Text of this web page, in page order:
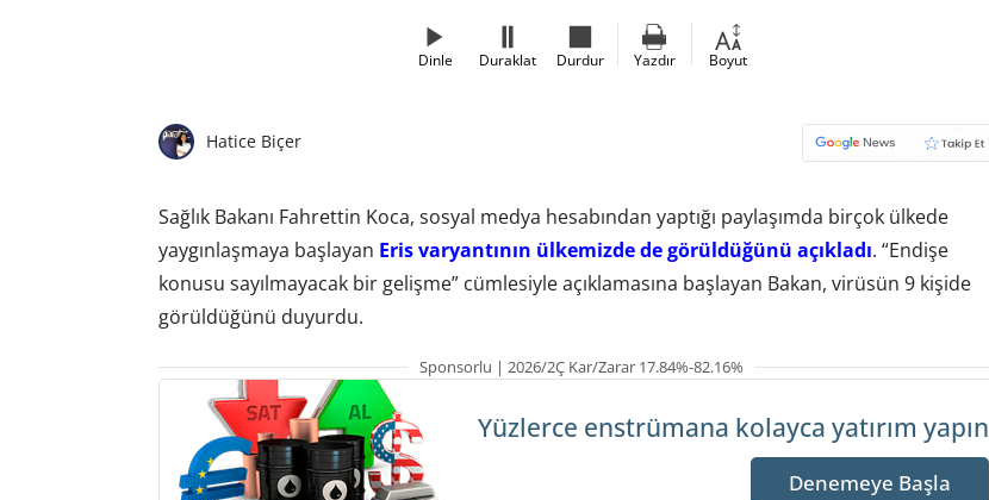
Dinle Duraklat Durdur Yazdır Boyut
Hatice Biçer
Sağlık Bakanı Fahrettin Koca, sosyal medya hesabından yaptığı paylaşımda birçok ülkede
yaygınlaşmaya başlayan Eris varyantının ülkemizde de görüldüğünü açıkladı. “Endişe
konusu sayılmayacak bir gelişme” cümlesiyle açıklamasına başlayan Bakan, virüsün 9 kişide
görüldüğünü duyurdu.
Sponsorlu | 2026/2Ç Kar/Zarar 17.84%-82.16%
Yüzlerce enstrümana kolayca yatırım yapın
Denemeye Başla